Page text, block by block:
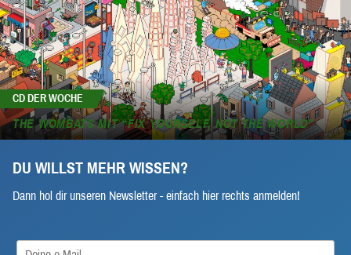
CD DER WOCHE
THE WOMBATS MIT “FIX YOURSELF, NOT THE WORLD”
DU WILLST MEHR WISSEN?
Dann hol dir unseren Newsletter - einfach hier rechts anmelden!